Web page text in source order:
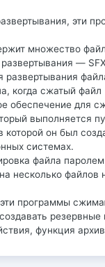
эти
множество
—
когда сжатый
обеспечение для
выполняется
он был
системах.
файла
несколько
программы
функция